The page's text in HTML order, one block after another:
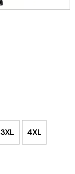
3XL 4XL